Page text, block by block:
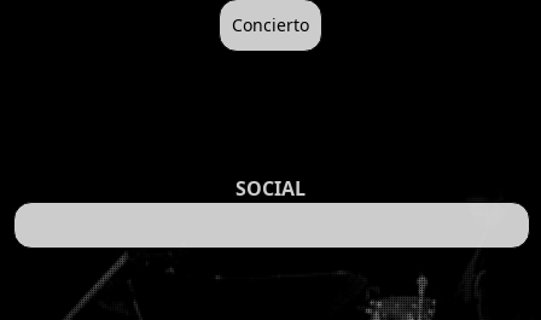
Concierto
SOCIAL